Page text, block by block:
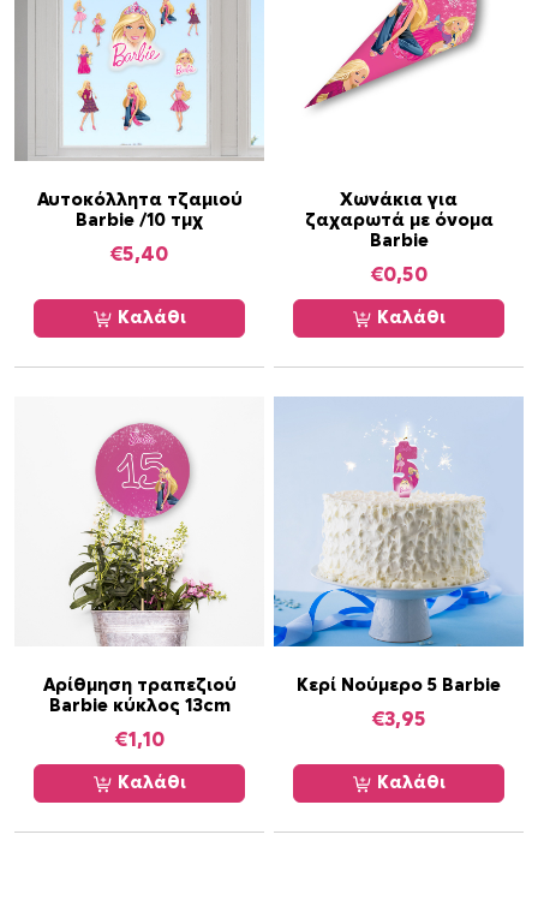
Αυτοκόλλητα τζαμιού
Barbie /10 τμχ
€5,40
Καλάθι
Χωνάκια για
ζαχαρωτά με όνομα
Barbie
€0,50
Καλάθι
Αρίθμηση τραπεζιού
Barbie κύκλος 13cm
€1,10
Καλάθι
Κερί Νούμερο 5 Barbie
€3,95
Καλάθι